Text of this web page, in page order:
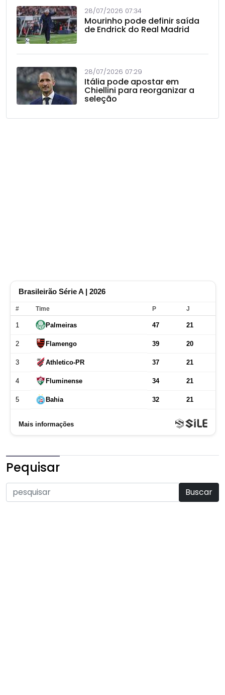
28/07/2026 07:34
Mourinho pode definir saída
de Endrick do Real Madrid
28/07/2026 07:29
Itália pode apostar em
Chiellini para reorganizar a
seleção
Pequisar